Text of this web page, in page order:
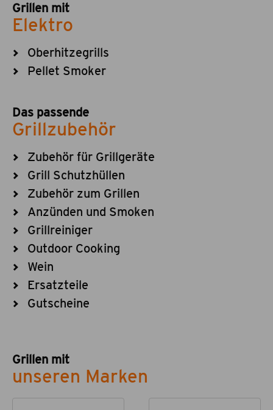
Grillen mit
Elektro
Oberhitzegrills
Pellet Smoker
Das passende
Grillzubehör
Zubehör für Grillgeräte
Grill Schutzhüllen
Zubehör zum Grillen
Anzünden und Smoken
Grillreiniger
Outdoor Cooking
Wein
Ersatzteile
Gutscheine
Grillen mit
unseren Marken